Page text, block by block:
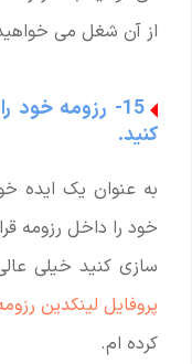
از آن شغل می
15- رزومه
کنید.
به عنوان یک ایده
خود را داخل رزومه
سازی کنید خیلی
پروفایل لینکدین
کرده ام.